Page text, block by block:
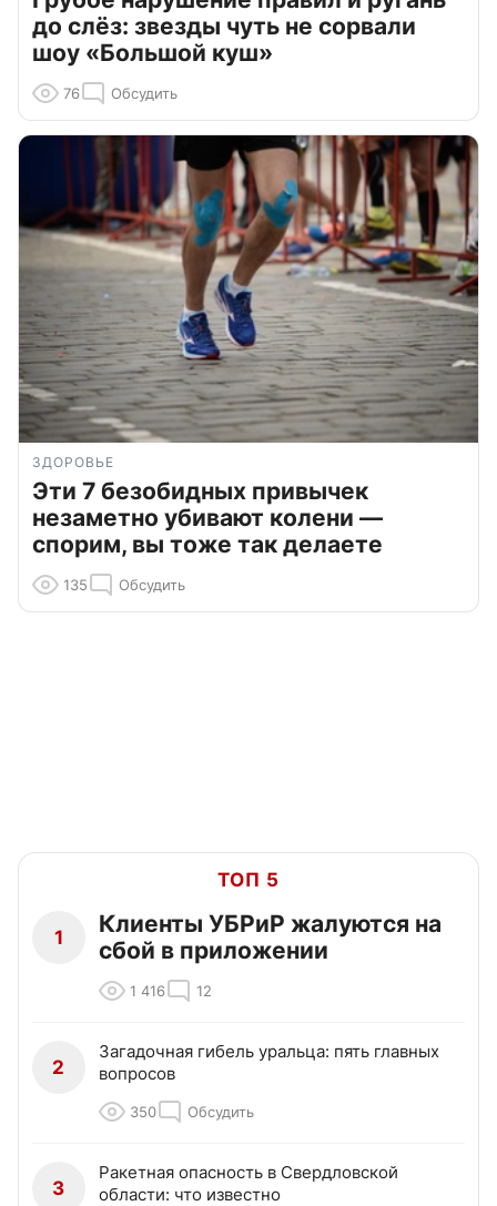
до слёз: звезды чуть не сорвали
шоу «Большой куш»
76 Обсудить
ЗДОРОВЬЕ
Эти 7 безобидных привычек
незаметно убивают колени —
спорим, вы тоже так делаете
135 Обсудить
ТОП 5
1
Клиенты УБРиР жалуются на
сбой в приложении
1 416 12
2
Загадочная гибель уральца: пять главных
вопросов
350 Обсудить
3
Ракетная опасность в Свердловской
области: что известно